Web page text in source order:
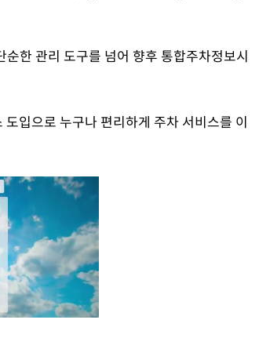
한 관리 도구를 넘어 향후 통합주차정보시
입으로 누구나 편리하게 주차 서비스를 이